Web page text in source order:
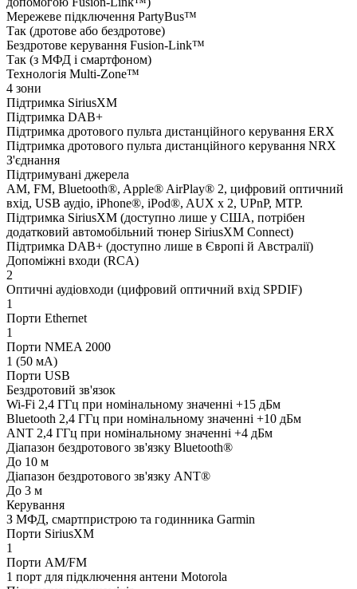
Мережеве підключення PartyBus™
Так (дротове або бездротове)
Бездротове керування Fusion-Link™
Так (з МФД і смартфоном)
Технологія Multi-Zone™
4 зони
Підтримка SiriusXM
Підтримка DAB+
Підтримка дротового пульта дистанційного керування ERX
Підтримка дротового пульта дистанційного керування NRX
З'єднання
Підтримувані джерела
AM, FM, Bluetooth®, Apple® AirPlay® 2, цифровий оптичний
вхід, USB аудіо, iPhone®, iPod®, AUX x 2, UPnP, MTP.
Підтримка SiriusXM (доступно лише у США, потрібен
додатковий автомобільний тюнер SiriusXM Connect)
Підтримка DAB+ (доступно лише в Європі й Австралії)
Допоміжні входи (RCA)
2
Оптичні аудіовходи (цифровий оптичний вхід SPDIF)
1
Порти Ethernet
1
Порти NMEA 2000
1 (50 мА)
Порти USB
Бездротовий зв'язок
Wi-Fi 2,4 ГГц при номінальному значенні +15 дБм
Bluetooth 2,4 ГГц при номінальному значенні +10 дБм
ANT 2,4 ГГц при номінальному значенні +4 дБм
Діапазон бездротового зв'язку Bluetooth®
До 10 м
Діапазон бездротового зв'язку ANT®
До 3 м
Керування
З МФД, смартпристрою та годинника Garmin
Порти SiriusXM
1
Порти AM/FM
1 порт для підключення антени Motorola